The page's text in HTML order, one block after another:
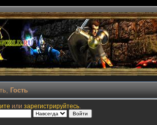
Гость
или зарегистрируйтесь.